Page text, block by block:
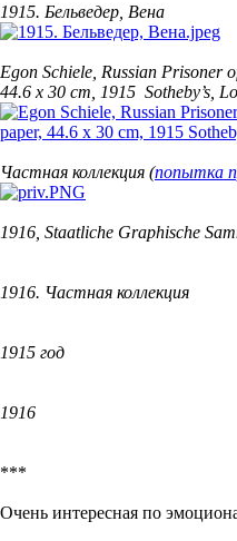
1915. Бельведер, Вена
Egon Schiele, Russian Prisoner
44.6 x 30 cm, 1915 Sotheby’s,
Частная коллекция (попытка
1916, Staatliche Graphische
1916. Частная коллекция
1915 год
1916
***
Очень интересная по